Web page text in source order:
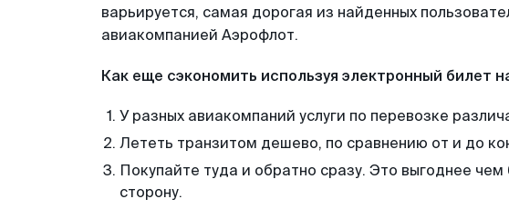
варьируется, самая дорогая из найденных
авиакомпанией Аэрофлот.
Как еще сэкономить используя электронный билет
У разных авиакомпаний услуги по перевозке
Лететь транзитом дешево, по сравнению от и до
Покупайте туда и обратно сразу. Это выгоднее
сторону.